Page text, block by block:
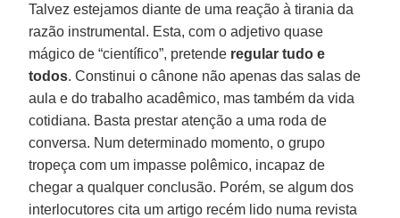
Talvez estejamos diante de uma reação à tirania da
razão instrumental. Esta, com o adjetivo quase
mágico de “científico”, pretende regular tudo e
todos. Constinui o cânone não apenas das salas de
aula e do trabalho acadêmico, mas também da vida
cotidiana. Basta prestar atenção a uma roda de
conversa. Num determinado momento, o grupo
tropeça com um impasse polêmico, incapaz de
chegar a qualquer conclusão. Porém, se algum dos
interlocutores cita um artigo recém lido numa revista